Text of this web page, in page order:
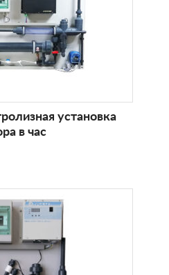
установка
в час